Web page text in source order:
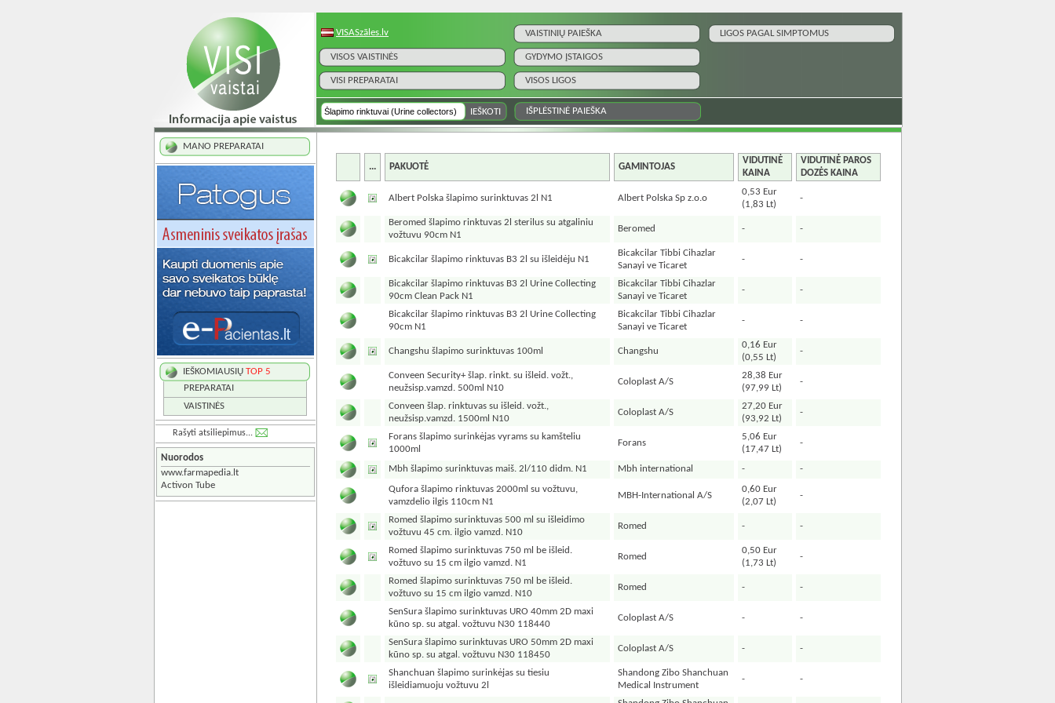
VISASzāles.lv VAISTINIŲ PAIEŠKA LIGOS PAGAL SIMPTOMUS
VISOS VAISTINĖS GYDYMO ĮSTAIGOS
VISI PREPARATAI VISOS LIGOS
IŠPLĖSTINĖ PAIEŠKA
MANO PREPARATAI
IEŠKOMIAUSIŲ TOP 5
PREPARATAI
VAISTINĖS
Rašyti atsiliepimus...
Nuorodos
www.farmapedia.lt
Activon Tube
... PAKUOTĖ GAMINTOJAS
VIDUTINĖ
KAINA
VIDUTINĖ PAROS
DOZĖS KAINA
Albert Polska šlapimo surinktuvas 2l N1 Albert Polska Sp z.o.o
0,53 Eur
(1,83 Lt)
-
Beromed šlapimo rinktuvas 2l sterilus su atgaliniu
vožtuvu 90cm N1
Beromed - -
Bicakcilar šlapimo rinktuvas B3 2l su išleidėju N1
Bicakcilar Tibbi Cihazlar
Sanayi ve Ticaret
- -
Bicakcilar šlapimo rinktuvas B3 2l Urine Collecting
90cm Clean Pack N1
Bicakcilar Tibbi Cihazlar
Sanayi ve Ticaret
- -
Bicakcilar šlapimo rinktuvas B3 2l Urine Collecting
90cm N1
Bicakcilar Tibbi Cihazlar
Sanayi ve Ticaret
- -
Changshu šlapimo surinktuvas 100ml Changshu
0,16 Eur
(0,55 Lt)
-
Conveen Security+ šlap. rinkt. su išleid. vožt.,
neužsisp.vamzd. 500ml N10
Coloplast A/S
28,38 Eur
(97,99 Lt)
-
Conveen šlap. rinktuvas su išleid. vožt.,
neužsisp.vamzd. 1500ml N10
Coloplast A/S
27,20 Eur
(93,92 Lt)
-
Forans šlapimo surinkėjas vyrams su kamšteliu
1000ml
Forans
5,06 Eur
(17,47 Lt)
-
Mbh šlapimo surinktuvas maiš. 2l/110 didm. N1 Mbh international -
-
Qufora šlapimo rinktuvas 2000ml su vožtuvu,
vamzdelio ilgis 110cm N1
MBH-International A/S
0,60 Eur
(2,07 Lt)
-
Romed šlapimo surinktuvas 500 ml su išleidimo
vožtuvu 45 cm. ilgio vamzd. N10
Romed - -
Romed šlapimo surinktuvas 750 ml be išleid.
vožtuvo su 15 cm ilgio vamzd. N1
Romed
0,50 Eur
(1,73 Lt)
-
Romed šlapimo surinktuvas 750 ml be išleid.
vožtuvo su 15 cm ilgio vamzd. N10
Romed - -
SenSura šlapimo surinktuvas URO 40mm 2D maxi
kūno sp. su atgal. vožtuvu N30 118440
Coloplast A/S - -
SenSura šlapimo surinktuvas URO 50mm 2D maxi
kūno sp. su atgal. vožtuvu N30 118450
Coloplast A/S - -
Shanchuan šlapimo surinkėjas su tiesiu
išleidiamuoju vožtuvu 2l
Shandong Zibo Shanchuan
Medical Instrument
- -